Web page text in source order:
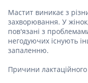
Мастит виникає з
захворювання. У
пов'язані з
негодуючих існують
запаленню.
Причини